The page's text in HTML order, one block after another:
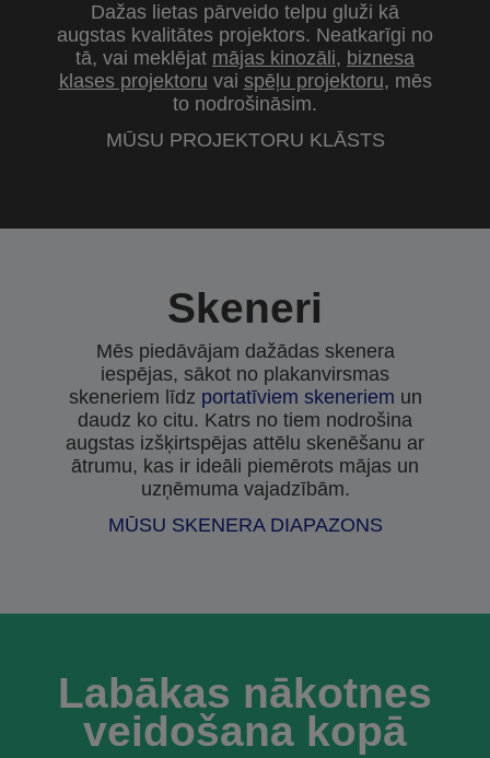
Dažas lietas pārveido telpu gluži kā
augstas kvalitātes projektors. Neatkarīgi no
tā, vai meklējat mājas kinozāli, biznesa
klases projektoru vai spēļu projektoru, mēs
to nodrošināsim.
MŪSU PROJEKTORU KLĀSTS
Skeneri
Mēs piedāvājam dažādas skenera
iespējas, sākot no plakanvirsmas
skeneriem līdz portatīviem skeneriem un
daudz ko citu. Katrs no tiem nodrošina
augstas izšķirtspējas attēlu skenēšanu ar
ātrumu, kas ir ideāli piemērots mājas un
uzņēmuma vajadzībām.
MŪSU SKENERA DIAPAZONS
Labākas nākotnes
veidošana kopā